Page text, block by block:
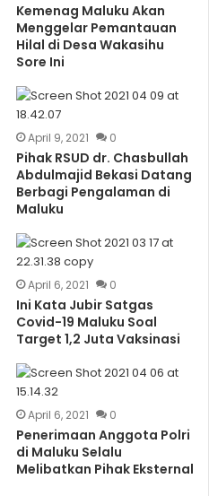
Kemenag Maluku Akan
Menggelar Pemantauan
Hilal di Desa Wakasihu
Sore Ini
April 9, 2021 0
Pihak RSUD dr. Chasbullah
Abdulmajid Bekasi Datang
Berbagi Pengalaman di
Maluku
April 6, 2021 0
Ini Kata Jubir Satgas
Covid-19 Maluku Soal
Target 1,2 Juta Vaksinasi
April 6, 2021 0
Penerimaan Anggota Polri
di Maluku Selalu
Melibatkan Pihak Eksternal